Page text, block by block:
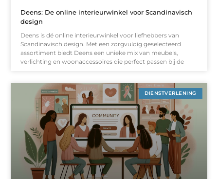
Deens: De online interieurwinkel voor Scandinavisch
design
Deens is dé online interieurwinkel voor liefhebbers van
Scandinavisch design. Met een zorgvuldig geselecteerd
assortiment biedt Deens een unieke mix van meubels,
verlichting en woonaccessoires die perfect passen bij de
DIENSTVERLENING